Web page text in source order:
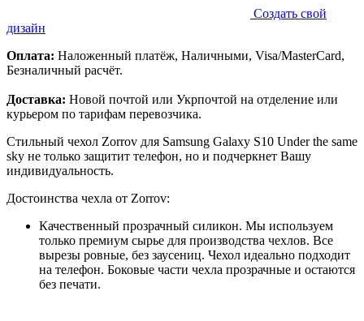
Создать свой
дизайн
Оплата: Наложенный платёж, Наличными, Visa/MasterCard,
Безналичный расчёт.
Доставка: Новой почтой или Укрпочтой на отделение или
курьером по тарифам перевозчика.
Стильный чехол Zorrov для Samsung Galaxy S10 Under the same
sky не только защитит телефон, но и подчеркнет Вашу
индивидуальность.
Достоинства чехла от Zorrov:
Качественный прозрачный силикон. Мы используем
только премиум сырье для производства чехлов. Все
вырезы ровные, без заусениц. Чехол идеально подходит
на телефон. Боковые части чехла прозрачные и остаются
без печати.